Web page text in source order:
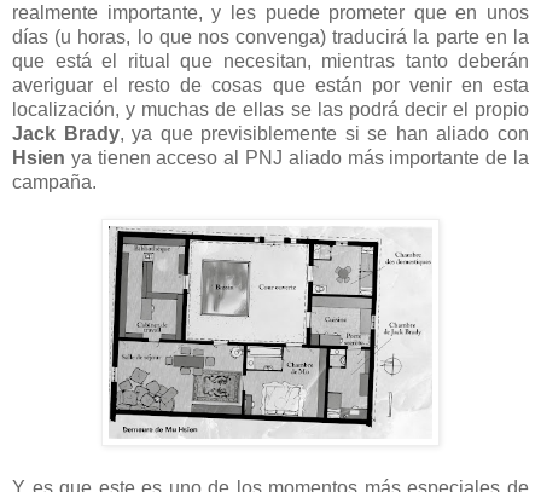
realmente importante, y les puede prometer que en unos
días (u horas, lo que nos convenga) traducirá la parte en la
que está el ritual que necesitan, mientras tanto deberán
averiguar el resto de cosas que están por venir en esta
localización, y muchas de ellas se las podrá decir el propio
Jack Brady, ya que previsiblemente si se han aliado con
Hsien ya tienen acceso al PNJ aliado más importante de la
campaña.
Y es que este es uno de los momentos más especiales de